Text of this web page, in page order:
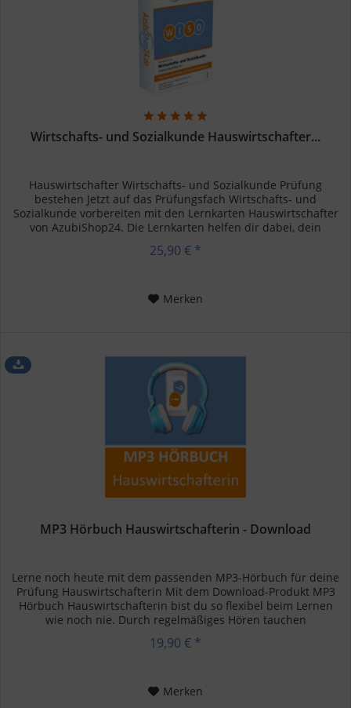
Wirtschafts- und Sozialkunde Hauswirtschafter...
Hauswirtschafter Wirtschafts- und Sozialkunde Prüfung
bestehen Jetzt auf das Prüfungsfach Wirtschafts- und
Sozialkunde vorbereiten mit den Lernkarten Hauswirtschafter
von AzubiShop24. Die Lernkarten helfen dir dabei, dein
Wissen zu...
25,90 € *
Merken
MP3 Hörbuch Hauswirtschafterin - Download
Lerne noch heute mit dem passenden MP3-Hörbuch für deine
Prüfung Hauswirtschafterin Mit dem Download-Produkt MP3
Hörbuch Hauswirtschafterin bist du so flexibel beim Lernen
wie noch nie. Durch regelmäßiges Hören tauchen
Wissenslücken auf...
19,90 € *
Merken